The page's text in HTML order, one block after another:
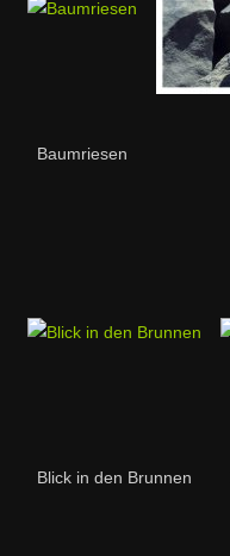
Baumriesen
Blick in den Brunnen